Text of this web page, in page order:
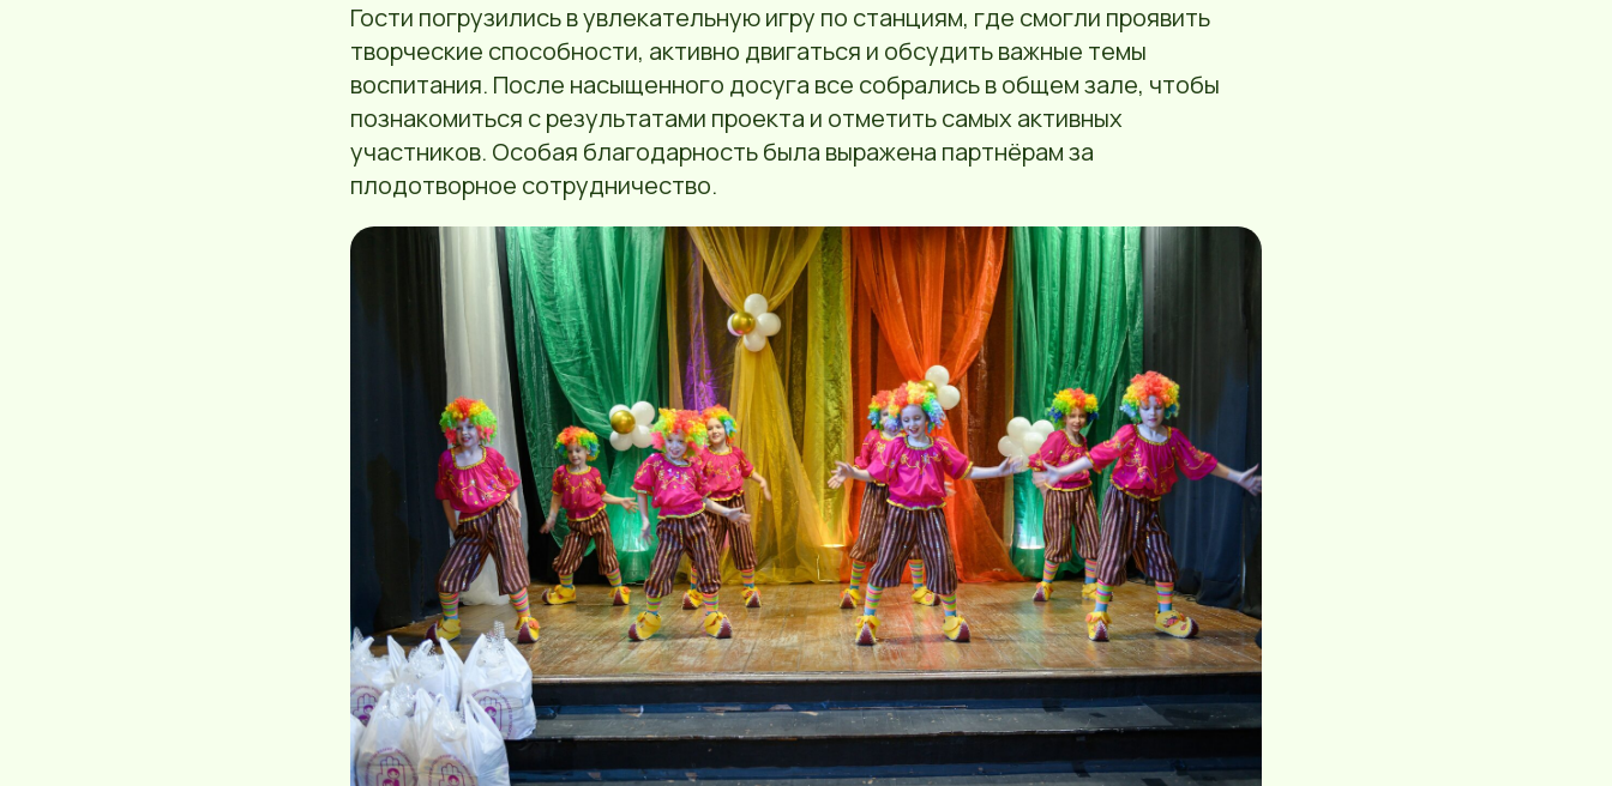
Гости погрузились в увлекательную игру по станциям, где смогли проявить
творческие способности, активно двигаться и обсудить важные темы
воспитания. После насыщенного досуга все собрались в общем зале, чтобы
познакомиться с результатами проекта и отметить самых активных
участников. Особая благодарность была выражена партнёрам за
плодотворное сотрудничество.